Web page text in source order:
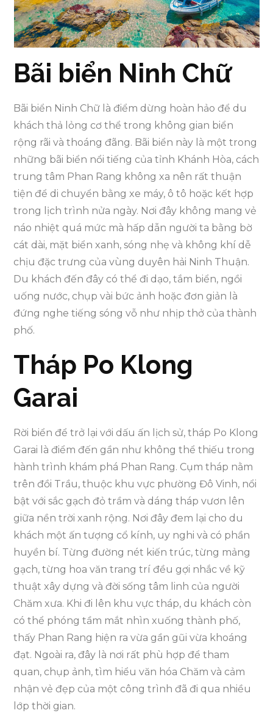
Bãi biển Ninh Chữ
Bãi biển Ninh Chữ là điểm dừng hoàn hảo để du
khách thả lỏng cơ thể trong không gian biển
rộng rãi và thoáng đãng. Bãi biển này là một trong
những bãi biển nổi tiếng của tỉnh Khánh Hòa, cách
trung tâm Phan Rang không xa nên rất thuận
tiện để di chuyển bằng xe máy, ô tô hoặc kết hợp
trong lịch trình nửa ngày. Nơi đây không mang vẻ
náo nhiệt quá mức mà hấp dẫn người ta bằng bờ
cát dài, mặt biển xanh, sóng nhẹ và không khí dễ
chịu đặc trưng của vùng duyên hải Ninh Thuận.
Du khách đến đây có thể đi dạo, tắm biển, ngồi
uống nước, chụp vài bức ảnh hoặc đơn giản là
đứng nghe tiếng sóng vỗ như nhịp thở của thành
phố.
Tháp Po Klong
Garai
Rời biển để trở lại với dấu ấn lịch sử, tháp Po Klong
Garai là điểm đến gần như không thể thiếu trong
hành trình khám phá Phan Rang. Cụm tháp nằm
trên đồi Trầu, thuộc khu vực phường Đô Vinh, nổi
bật với sắc gạch đỏ trầm và dáng tháp vươn lên
giữa nền trời xanh rộng. Nơi đây đem lại cho du
khách một ấn tượng cổ kính, uy nghi và có phần
huyền bí. Từng đường nét kiến trúc, từng mảng
gạch, từng hoa văn trang trí đều gợi nhắc về kỹ
thuật xây dựng và đời sống tâm linh của người
Chăm xưa. Khi đi lên khu vực tháp, du khách còn
có thể phóng tầm mắt nhìn xuống thành phố,
thấy Phan Rang hiện ra vừa gần gũi vừa khoáng
đạt. Ngoài ra, đây là nơi rất phù hợp để tham
quan, chụp ảnh, tìm hiểu văn hóa Chăm và cảm
nhận vẻ đẹp của một công trình đã đi qua nhiều
lớp thời gian.